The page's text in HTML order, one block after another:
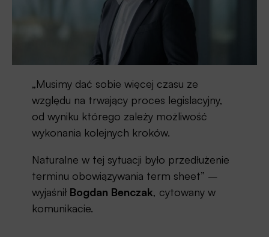
„Musimy dać sobie więcej czasu ze
względu na trwający proces legislacyjny,
od wyniku którego zależy możliwość
wykonania kolejnych kroków.
Naturalne w tej sytuacji było przedłużenie
terminu obowiązywania term sheet” –
wyjaśnił Bogdan Benczak, cytowany w
komunikacie.